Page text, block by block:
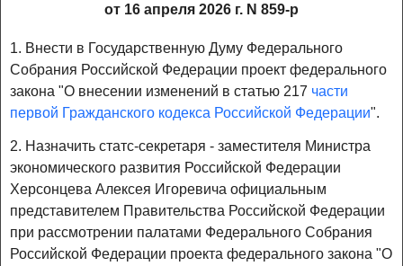
от 16 апреля 2026 г. N 859-р
1. Внести в Государственную Думу Федерального
Собрания Российской Федерации проект федерального
закона "О внесении изменений в статью 217 части
первой Гражданского кодекса Российской Федерации".
2. Назначить статс-секретаря - заместителя Министра
экономического развития Российской Федерации
Херсонцева Алексея Игоревича официальным
представителем Правительства Российской Федерации
при рассмотрении палатами Федерального Собрания
Российской Федерации проекта федерального закона "О